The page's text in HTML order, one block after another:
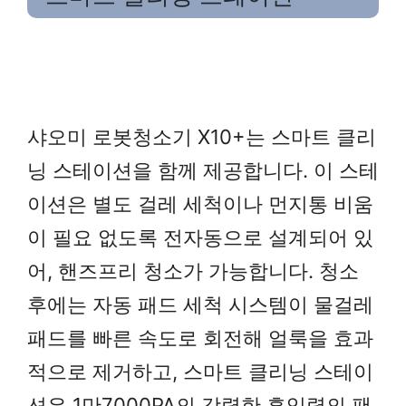
샤오미 로봇청소기 X10+는 스마트 클리
닝 스테이션을 함께 제공합니다. 이 스테
이션은 별도 걸레 세척이나 먼지통 비움
이 필요 없도록 전자동으로 설계되어 있
어, 핸즈프리 청소가 가능합니다. 청소
후에는 자동 패드 세척 시스템이 물걸레
패드를 빠른 속도로 회전해 얼룩을 효과
적으로 제거하고, 스마트 클리닝 스테이